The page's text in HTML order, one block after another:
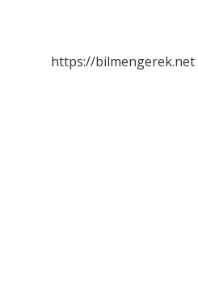
https://bilmengerek.net